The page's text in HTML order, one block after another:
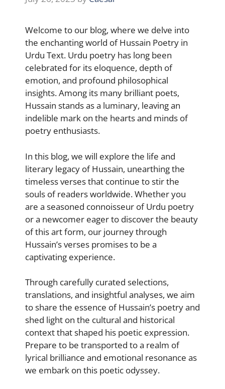
Welcome to our blog, where we delve into
the enchanting world of Hussain Poetry in
Urdu Text. Urdu poetry has long been
celebrated for its eloquence, depth of
emotion, and profound philosophical
insights. Among its many brilliant poets,
Hussain stands as a luminary, leaving an
indelible mark on the hearts and minds of
poetry enthusiasts.
In this blog, we will explore the life and
literary legacy of Hussain, unearthing the
timeless verses that continue to stir the
souls of readers worldwide. Whether you
are a seasoned connoisseur of Urdu poetry
or a newcomer eager to discover the beauty
of this art form, our journey through
Hussain’s verses promises to be a
captivating experience.
Through carefully curated selections,
translations, and insightful analyses, we aim
to share the essence of Hussain’s poetry and
shed light on the cultural and historical
context that shaped his poetic expression.
Prepare to be transported to a realm of
lyrical brilliance and emotional resonance as
we embark on this poetic odyssey.